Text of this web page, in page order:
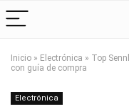
Inicio » Electrónica » Top
con guía de compra
Electrónica